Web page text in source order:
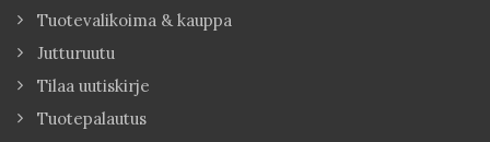
Tuotevalikoima & kauppa
Jutturuutu
Tilaa uutiskirje
Tuotepalautus